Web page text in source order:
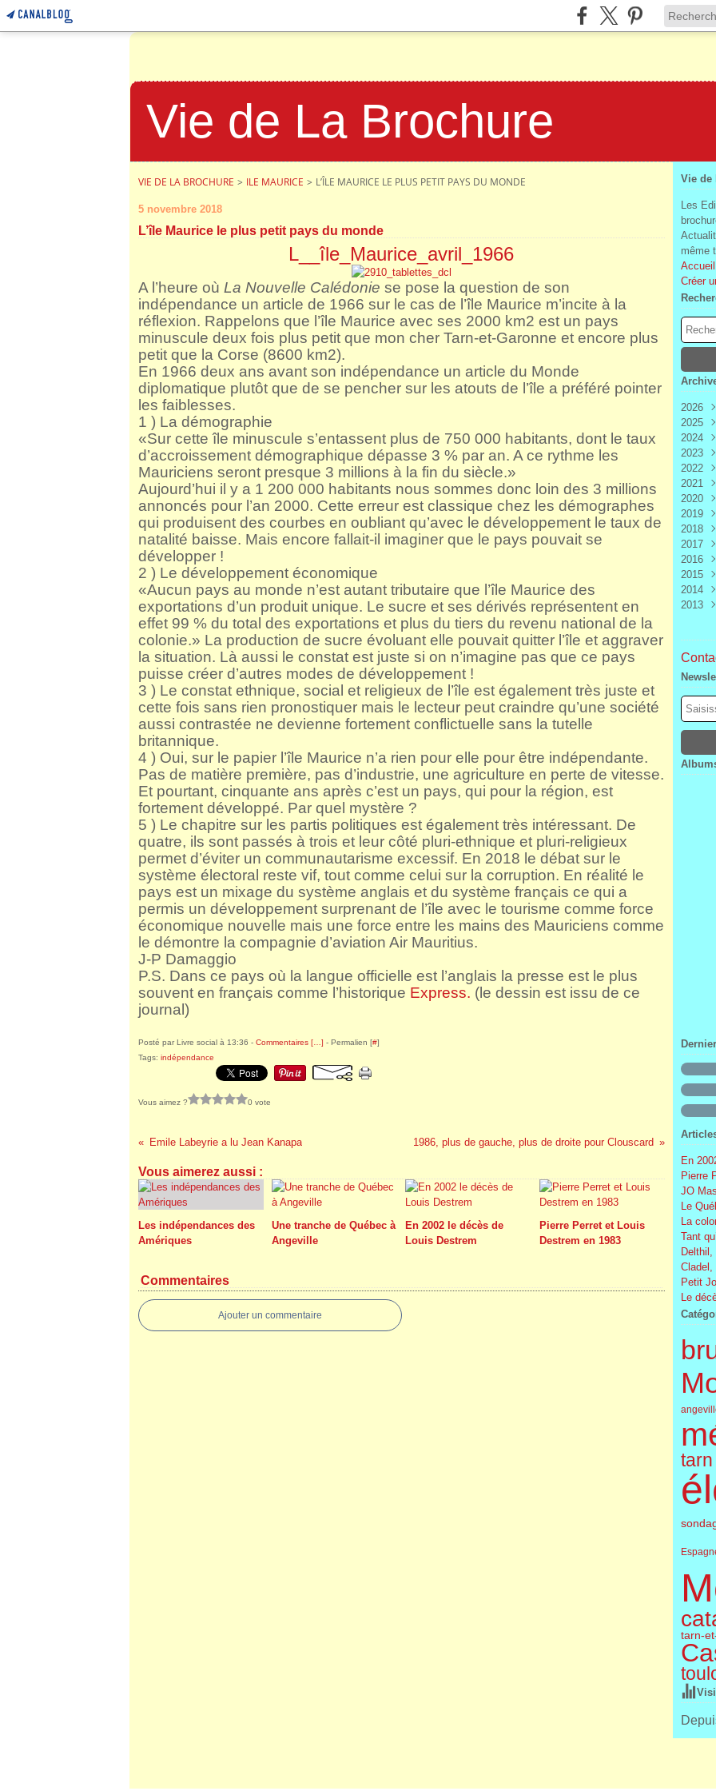
Vie de La Brochure
VIE DE LA BROCHURE > ILE MAURICE > L’ÎLE MAURICE LE PLUS PETIT PAYS DU MONDE
5 novembre 2018
L’île Maurice le plus petit pays du monde
L__île_Maurice_avril_1966
A l’heure où La Nouvelle Calédonie se pose la question de son
indépendance un article de 1966 sur le cas de l’île Maurice m’incite à la
réflexion. Rappelons que l’île Maurice avec ses 2000 km2 est un pays
minuscule deux fois plus petit que mon cher Tarn-et-Garonne et encore plus
petit que la Corse (8600 km2).
En 1966 deux ans avant son indépendance un article du Monde
diplomatique plutôt que de se pencher sur les atouts de l’île a préféré pointer
les faiblesses.
1 ) La démographie
«Sur cette île minuscule s’entassent plus de 750 000 habitants, dont le taux
d’accroissement démographique dépasse 3 % par an. A ce rythme les
Mauriciens seront presque 3 millions à la fin du siècle.»
Aujourd’hui il y a 1 200 000 habitants nous sommes donc loin des 3 millions
annoncés pour l’an 2000. Cette erreur est classique chez les démographes
qui produisent des courbes en oubliant qu’avec le développement le taux de
natalité baisse. Mais encore fallait-il imaginer que le pays pouvait se
développer !
2 ) Le développement économique
«Aucun pays au monde n’est autant tributaire que l’île Maurice des
exportations d’un produit unique. Le sucre et ses dérivés représentent en
effet 99 % du total des exportations et plus du tiers du revenu national de la
colonie.» La production de sucre évoluant elle pouvait quitter l’île et aggraver
la situation. Là aussi le constat est juste si on n’imagine pas que ce pays
puisse créer d’autres modes de développement !
3 ) Le constat ethnique, social et religieux de l’île est également très juste et
cette fois sans rien pronostiquer mais le lecteur peut craindre qu’une société
aussi contrastée ne devienne fortement conflictuelle sans la tutelle
britannique.
4 ) Oui, sur le papier l’île Maurice n’a rien pour elle pour être indépendante.
Pas de matière première, pas d’industrie, une agriculture en perte de vitesse.
Et pourtant, cinquante ans après c’est un pays, qui pour la région, est
fortement développé. Par quel mystère ?
5 ) Le chapitre sur les partis politiques est également très intéressant. De
quatre, ils sont passés à trois et leur côté pluri-ethnique et pluri-religieux
permet d’éviter un communautarisme excessif. En 2018 le débat sur le
système électoral reste vif, tout comme celui sur la corruption. En réalité le
pays est un mixage du système anglais et du système français ce qui a
permis un développement surprenant de l’île avec le tourisme comme force
économique nouvelle mais une force entre les mains des Mauriciens comme
le démontre la compagnie d’aviation Air Mauritius.
J-P Damaggio
P.S. Dans ce pays où la langue officielle est l’anglais la presse est le plus
souvent en français comme l’historique Express. (le dessin est issu de ce
journal)
Posté par Livre social à 13:36 - Commentaires [ ] - Permalien [#]
Tags: indépendance
Vous aimez ? 0 vote
Emile Labeyrie a lu Jean Kanapa 1986, plus de gauche, plus de droite pour Clouscard
Vous aimerez aussi :
Les indépendances des
Amériques
Une tranche de Québec à
Angeville
En 2002 le décès de
Louis Destrem
Pierre Perret et Louis
Destrem en 1983
Commentaires
Ajouter un commentaire
Vie de
Les
même
Créer
2026
Août
Juin
Mai
Avril
Mars
2025
Août
Juin
Mai
Avril
Mars
2024
Août
Juin
Mai
Avril
Mars
2023
Août
Juin
Mai
Avril
Mars
2022
Août
Juin
Mai
Avril
2021
Août
Juin
Mai
2020
Août
Juin
Mars
2019
Août
Avril
2018
Août
Mai
2017
Juin
Mai
2016
Juin
Mai
2015
Août
Juin
Mai
2014
Juin
Mai
2013
En
Pierre
JO
Le
La
Tant
Cladel,
Petit
Le
tarn-